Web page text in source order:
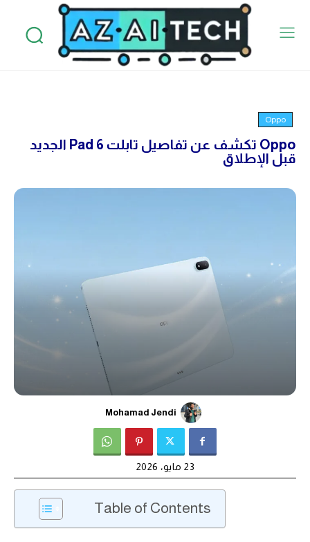
Oppo
Oppo تكشف عن تفاصيل تابلت Pad 6 الجديد
قبل الإطلاق
Mohamad Jendi
23 مايو، 2026
Table of Contents